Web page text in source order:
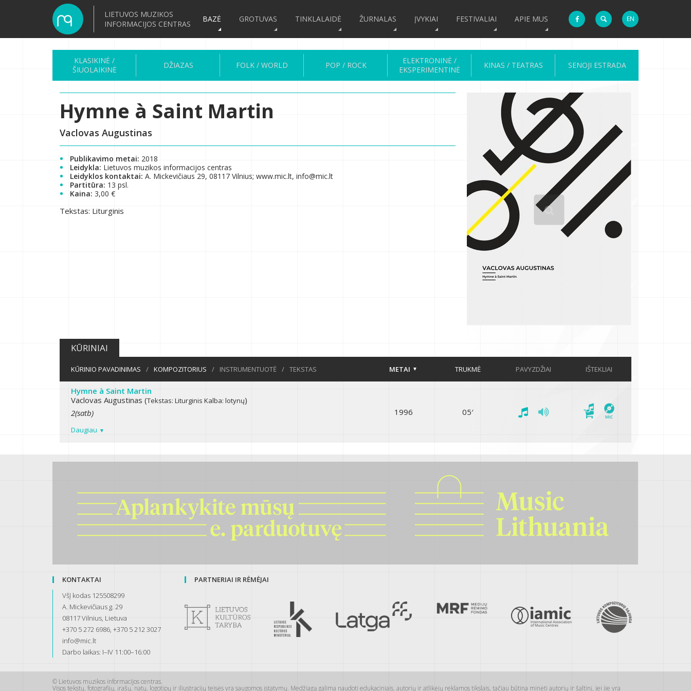
LIETUVOS MUZIKOS
INFORMACIJOS CENTRAS
EN
BAZĖ GROTUVAS TINKLALAIDĖ ŽURNALAS ĮVYKIAI FESTIVALIAI APIE MUS
KLASIKINĖ /
ŠIUOLAIKINĖ
DŽIAZAS FOLK / WORLD POP / ROCK
ELEKTRONINĖ /
EKSPERIMENTINĖ
KINAS / TEATRAS SENOJI ESTRADA
Hymne à Saint Martin
Vaclovas Augustinas
Publikavimo metai: 2018
Leidykla: Lietuvos muzikos informacijos centras
Leidyklos kontaktai: A. Mickevičiaus 29, 08117 Vilnius; www.mic.lt, info@mic.lt
Partitūra: 13 psl.
Kaina: 3,00 €
Tekstas: Liturginis
KŪRINIAI
KŪRINIO PAVADINIMAS / KOMPOZITORIUS / INSTRUMENTUOTĖ / TEKSTAS METAI TRUKMĖ PAVYZDŽIAI IŠTEKLIAI
Hymne à Saint Martin
Vaclovas Augustinas (Tekstas: LiturginisKalba: lotynų)
2(satb)
Daugiau
1996 05′
KONTAKTAI
VšĮ kodas 125508299
A. Mickevičiaus g. 29
08117 Vilnius, Lietuva
+370 5 272 6986, +370 5 212 3027
info@mic.lt
Darbo laikas: I–IV 11:00–16:00
PARTNERIAI IR RĖMĖJAI
© Lietuvos muzikos informacijos centras.
Visos tekstų, fotografijų, įrašų, natų, logotipų ir iliustracijų teisės yra saugomos įstatymų. Medžiagą galima naudoti edukaciniais, autorių ir atlikėjų reklamos tikslais, tačiau būtina minėti autorių ir šaltinį, jei jie yra